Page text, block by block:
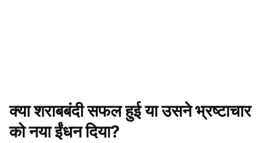
क्या शराबबंदी सफल हुई या उसने भ्रष्टाचार
को नया ईंधन दिया?